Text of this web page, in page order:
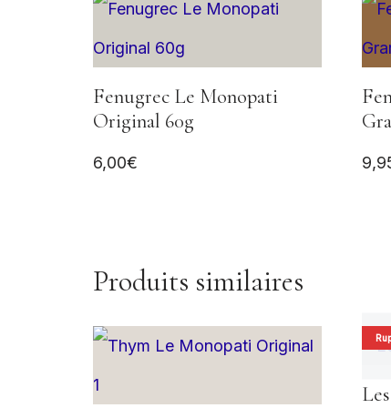
Fenugrec Le Monopati
Original 60g
6,00€
Produits similaires